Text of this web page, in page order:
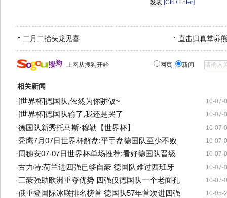
[Ctrl+Enter]
二月二抬头龙见喜 直击归真堂养
上网从搜狗开始 网页 新闻
相关新闻
10-07-
·[世界杯]德国队,依然为你骄傲~
10-07-
·[世界杯]德国队输了,我还是哭了
10-07-
·德国队新秀托马斯·穆勒【世界杯】
10-07-
·秃鹰7月07日世界杯解盘:平手盘德国队至少不败
10-07-
·周穗安07-07日世界杯单场推荐:看好德国队晋级
10-07-
·古力特:荷兰进四强已够自豪 德国队难过西班牙
10-07-
·三豪强助欧洲重夺优势 四强仅德国队一个老面孔
10-05-
·俄重登国际冰联排名榜首 德国队57年首次进四强